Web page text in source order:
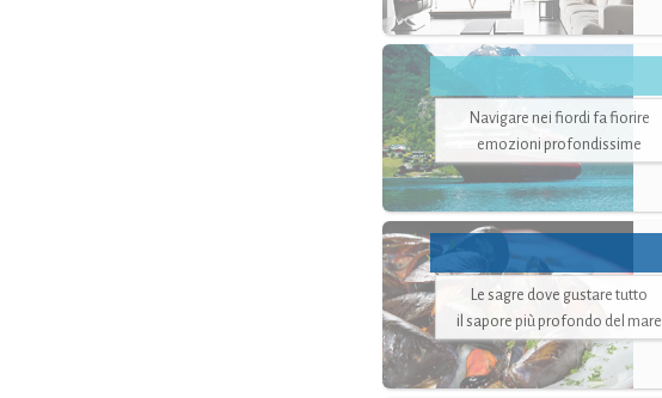
Navigare nei fiordi fa fiorire
emozioni profondissime
Le sagre dove gustare tutto
il sapore più profondo del mare